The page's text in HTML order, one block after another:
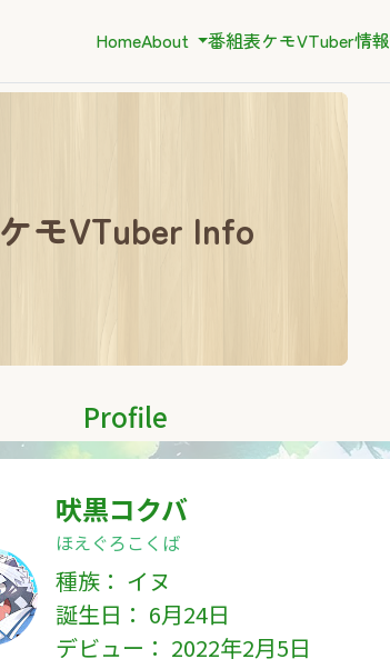
HomeAbout 番組表ケモVTuber情報
ケモVTuber Info
Profile
吠黒コクバ
ほえぐろこくば
種族： イヌ
誕生日： 6月24日
デビュー： 2022年2月5日